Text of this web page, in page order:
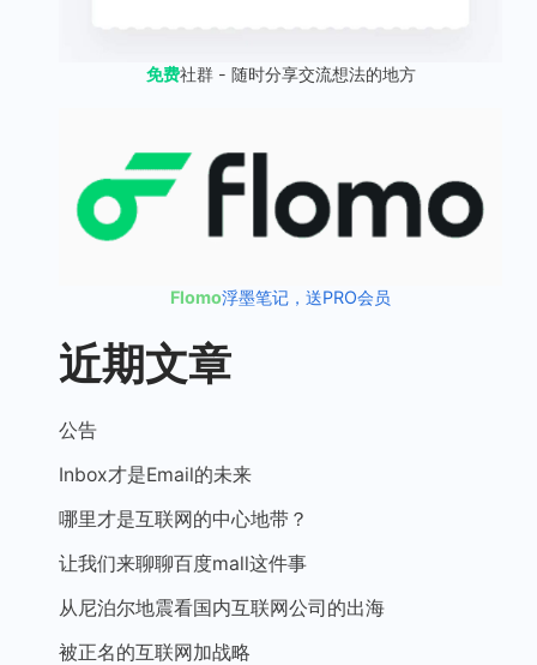
免费社群 - 随时分享交流想法的地方
Flomo浮墨笔记，送PRO会员
近期文章
公告
Inbox才是Email的未来
哪里才是互联网的中心地带？
让我们来聊聊百度mall这件事
从尼泊尔地震看国内互联网公司的出海
被正名的互联网加战略